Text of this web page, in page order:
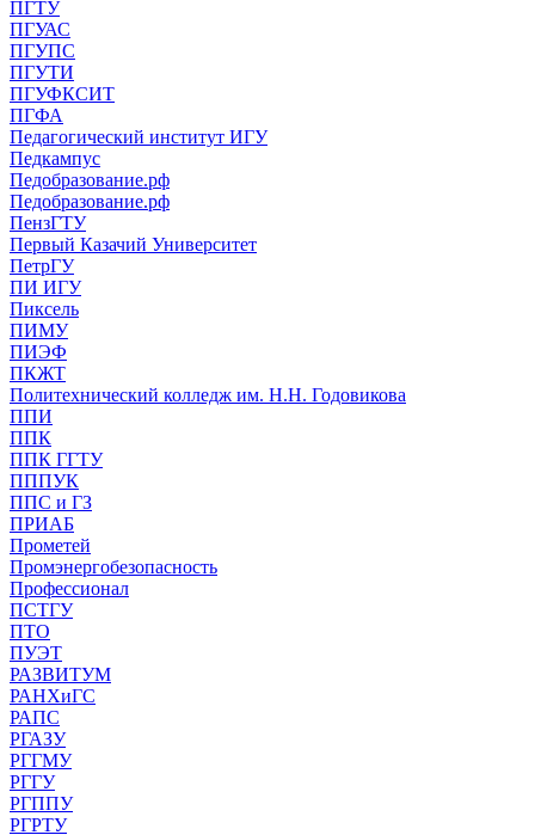
ПГТУ
ПГУАС
ПГУПС
ПГУТИ
ПГУФКСИТ
ПГФА
Педагогический институт ИГУ
Педкампус
Педобразование.рф
Педобразование.рф
ПензГТУ
Первый Казачий Университет
ПетрГУ
ПИ ИГУ
Пиксель
ПИМУ
ПИЭФ
ПКЖТ
Политехнический колледж им. Н.Н. Годовикова
ППИ
ППК
ППК ГГТУ
ПППУК
ППС и ГЗ
ПРИАБ
Прометей
Промэнергобезопасность
Профессионал
ПСТГУ
ПТО
ПУЭТ
РАЗВИТУМ
РАНХиГС
РАПС
РГАЗУ
РГГМУ
РГГУ
РГППУ
РГРТУ